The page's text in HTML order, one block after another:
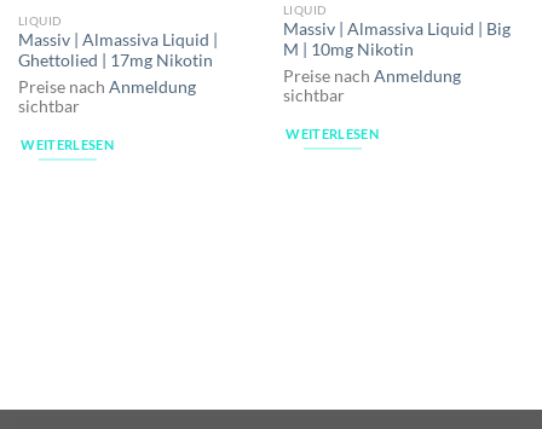
LIQUID
Massiv | Almassiva Liquid |
Ghettolied | 17mg Nikotin
Preise nach Anmeldung
sichtbar
WEITERLESEN
LIQUID
Massiv | Almassiva Liquid | Big
M | 10mg Nikotin
Preise nach Anmeldung
sichtbar
WEITERLESEN